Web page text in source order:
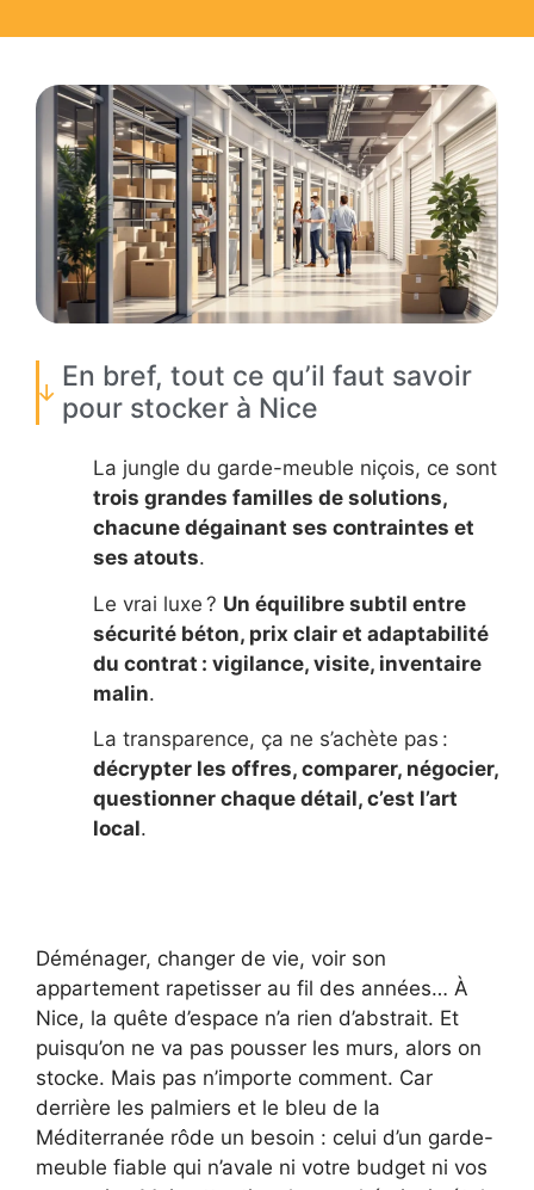
En bref, tout ce qu’il faut savoir
pour stocker à Nice
La jungle du garde-meuble niçois, ce sont
trois grandes familles de solutions,
chacune dégainant ses contraintes et
ses atouts.
Le vrai luxe ? Un équilibre subtil entre
sécurité béton, prix clair et adaptabilité
du contrat : vigilance, visite, inventaire
malin.
La transparence, ça ne s’achète pas :
décrypter les offres, comparer, négocier,
questionner chaque détail, c’est l’art
local.
Déménager, changer de vie, voir son
appartement rapetisser au fil des années… À
Nice, la quête d’espace n’a rien d’abstrait. Et
puisqu’on ne va pas pousser les murs, alors on
stocke. Mais pas n’importe comment. Car
derrière les palmiers et le bleu de la
Méditerranée rôde un besoin : celui d’un garde-
meuble fiable qui n’avale ni votre budget ni vos